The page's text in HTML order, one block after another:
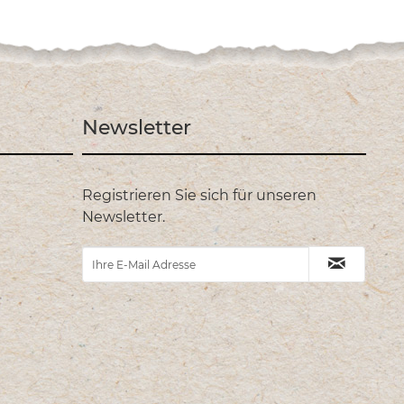
Newsletter
Registrieren Sie sich für unseren
Newsletter.